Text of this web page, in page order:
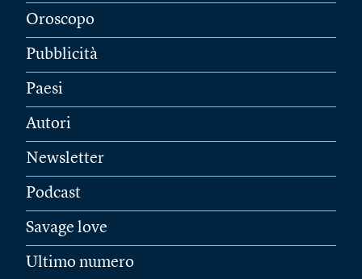
Oroscopo
Pubblicità
Paesi
Autori
Newsletter
Podcast
Savage love
Ultimo numero